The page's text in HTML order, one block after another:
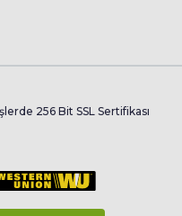
256 Bit SSL Sertifikası